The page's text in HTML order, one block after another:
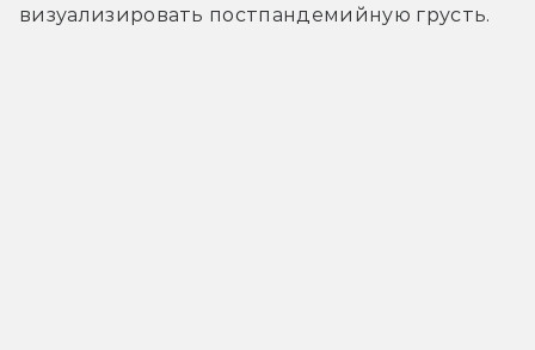
визуализировать постпандемийную грусть.